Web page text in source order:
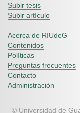
Subir tesis
Subir artículo
Acerca de RIUdeG
Contenidos
Políticas
Preguntas frecuentes
Contacto
Administración
© Universidad de